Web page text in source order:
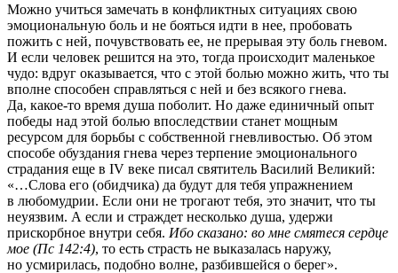
Можно учиться замечать в конфликт­ных ситуациях свою
эмоциональную боль и не бояться идти в нее, пробовать
пожить с ней, почувствовать ее, не прерывая эту боль гневом.
И если человек решится на это, тогда происходит маленькое
чудо: вдруг оказывается, что с этой болью можно жить, что ты
вполне способен справляться с ней и без всякого гнева.
Да, какое-то время душа поболит. Но даже единичный опыт
победы над этой болью впоследствии станет мощным
ресурсом для борьбы с собственной гневливостью. Об этом
способе обуздания гнева через терпение эмоционального
страдания еще в IV веке писал святитель Василий Великий:
«…Слова его (обидчика) да будут для тебя упражнением
в любомудрии. Если они не трогают тебя, это значит, что ты
неуязвим. А если и страждет несколько душа, удержи
прискорбное внутри себя. Ибо сказано: во мне смятеся сердце
мое (Пс 142:4), то есть страсть не выказалась наружу,
но усмирилась, подобно волне, разбившейся о берег».